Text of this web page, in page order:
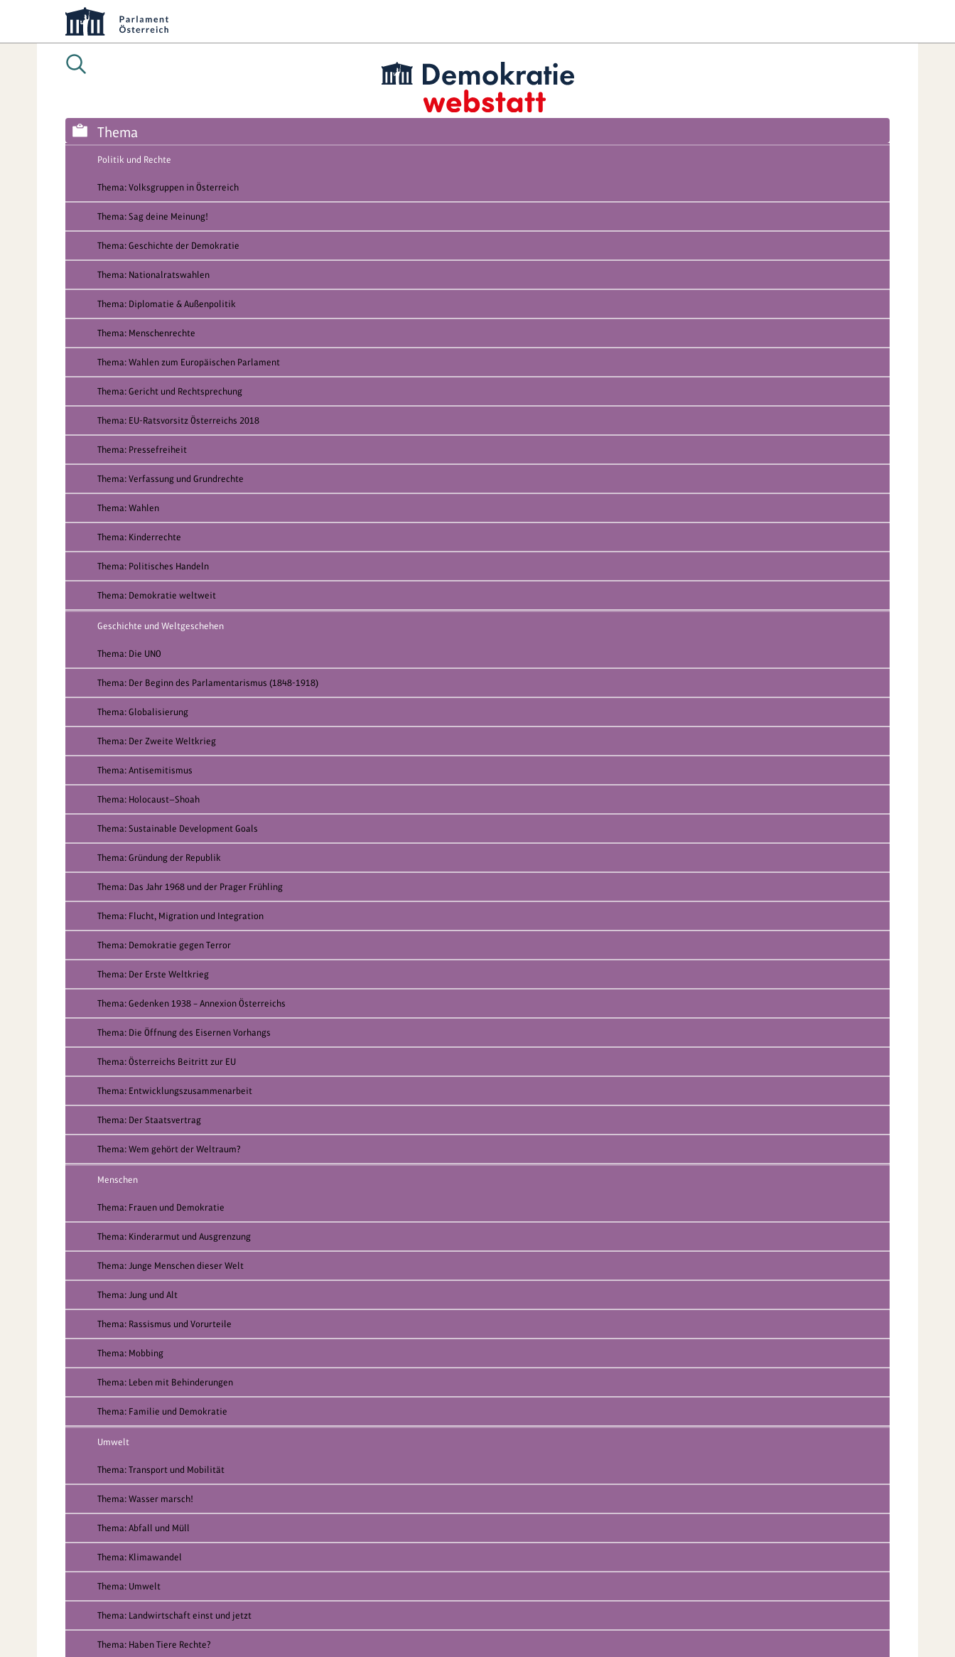
Thema
Politik und Rechte
Thema: Volksgruppen in Österreich
Thema: Sag deine Meinung!
Thema: Geschichte der Demokratie
Thema: Nationalratswahlen
Thema: Diplomatie & Außenpolitik
Thema: Menschenrechte
Thema: Wahlen zum Europäischen Parlament
Thema: Gericht und Rechtsprechung
Thema: EU-Ratsvorsitz Österreichs 2018
Thema: Pressefreiheit
Thema: Verfassung und Grundrechte
Thema: Wahlen
Thema: Kinderrechte
Thema: Politisches Handeln
Thema: Demokratie weltweit
Geschichte und Weltgeschehen
Thema: Die UNO
Thema: Der Beginn des Parlamentarismus (1848-1918)
Thema: Globalisierung
Thema: Der Zweite Weltkrieg
Thema: Antisemitismus
Thema: Holocaust—Shoah
Thema: Sustainable Development Goals
Thema: Gründung der Republik
Thema: Das Jahr 1968 und der Prager Frühling
Thema: Flucht, Migration und Integration
Thema: Demokratie gegen Terror
Thema: Der Erste Weltkrieg
Thema: Gedenken 1938 – Annexion Österreichs
Thema: Die Öffnung des Eisernen Vorhangs
Thema: Österreichs Beitritt zur EU
Thema: Entwicklungszusammenarbeit
Thema: Der Staatsvertrag
Thema: Wem gehört der Weltraum?
Menschen
Thema: Frauen und Demokratie
Thema: Kinderarmut und Ausgrenzung
Thema: Junge Menschen dieser Welt
Thema: Jung und Alt
Thema: Rassismus und Vorurteile
Thema: Mobbing
Thema: Leben mit Behinderungen
Thema: Familie und Demokratie
Umwelt
Thema: Transport und Mobilität
Thema: Wasser marsch!
Thema: Abfall und Müll
Thema: Klimawandel
Thema: Umwelt
Thema: Landwirtschaft einst und jetzt
Thema: Haben Tiere Rechte?